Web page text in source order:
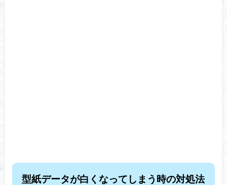
型紙データが白くなってしまう時の対処法